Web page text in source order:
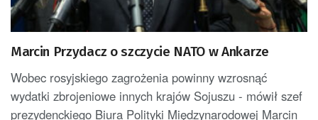
Marcin Przydacz o szczycie NATO w Ankarze
Wobec rosyjskiego zagrożenia powinny wzrosnąć
wydatki zbrojeniowe innych krajów Sojuszu - mówił szef
prezydenckiego Biura Polityki Międzynarodowej Marcin